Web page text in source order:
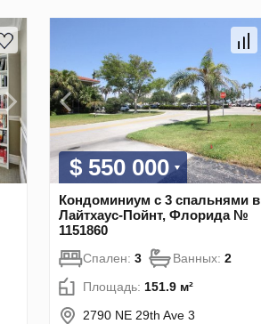
$ 550 000
Кондоминиум с 3 спальнями в
Лайтхаус-Пойнт, Флорида №
1151860
Спален: 3 Ванных: 2
Площадь: 151.9 м²
2790 NE 29th Ave 3